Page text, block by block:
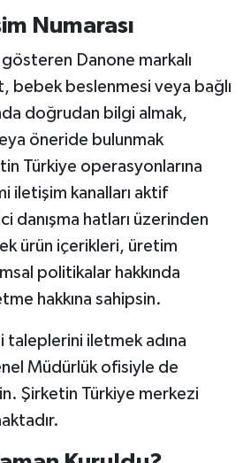
Numarası
Danone markalı
bebek beslenmesi veya bağlı
doğrudan bilgi almak,
öneride bulunmak
Türkiye operasyonlarına
iletişim kanalları aktif
danışma hatları üzerinden
ürün içerikleri, üretim
politikalar hakkında
hakkına sahipsin.
iletmek adına
Müdürlük ofisiyle de
Şirketin Türkiye merkezi